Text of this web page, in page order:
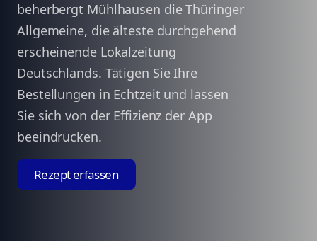
beherbergt Mühlhausen die Thüringer
Allgemeine, die älteste durchgehend
erscheinende Lokalzeitung
Deutschlands. Tätigen Sie Ihre
Bestellungen in Echtzeit und lassen
Sie sich von der Effizienz der App
beeindrucken.
Rezept erfassen